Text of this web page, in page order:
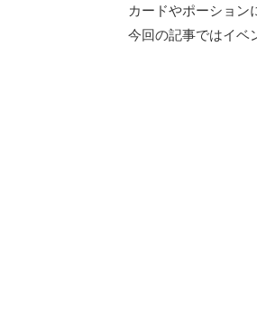
カードやポーション
今回の記事ではイベ